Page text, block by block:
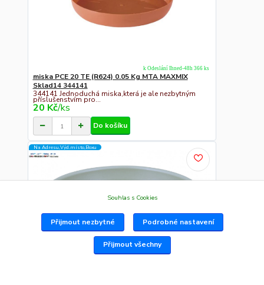
miska PCE 20 TE (R624) 0.05 Kg MTA MAXMIX
Sklad14 344141
344141 Jednoduchá miska,která je ale nezbytným
příslušenstvím pro...
20 Kč/ks
k Odeslání Ihned-48h 366 ks
Do košíku
Na Adresu,Výd.místo,Boxu
Souhlas s Cookies
Přijmout nezbytné Podrobné nastavení
Přijmout všechny